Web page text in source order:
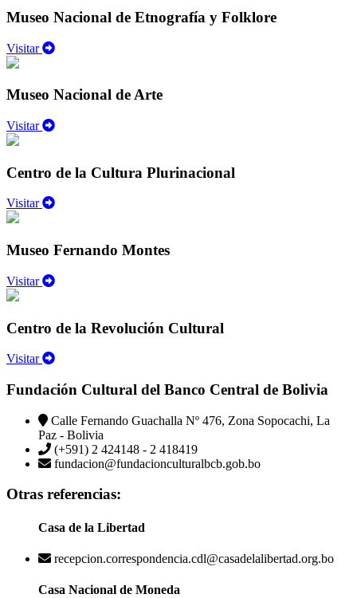
Museo Nacional de Etnografía y Folklore
Visitar
Museo Nacional de Arte
Visitar
Centro de la Cultura Plurinacional
Visitar
Museo Fernando Montes
Visitar
Centro de la Revolución Cultural
Visitar
Fundación Cultural del Banco Central de Bolivia
Calle Fernando Guachalla Nº 476, Zona Sopocachi, La
Paz - Bolivia
(+591) 2 424148 - 2 418419
fundacion@fundacionculturalbcb.gob.bo
Otras referencias:
Casa de la Libertad
recepcion.correspondencia.cdl@casadelalibertad.org.bo
Casa Nacional de Moneda